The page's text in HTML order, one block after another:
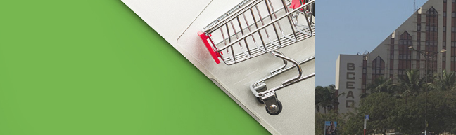
Plateformes digitales
Web, Intranet et Extranet